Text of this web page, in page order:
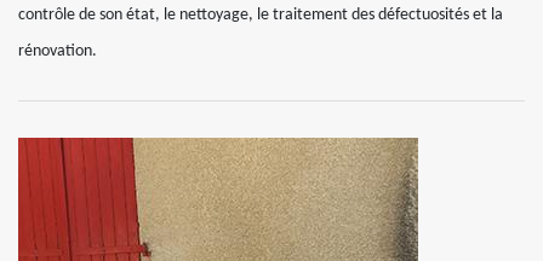
contrôle de son état, le nettoyage, le traitement des défectuosités et la
rénovation.